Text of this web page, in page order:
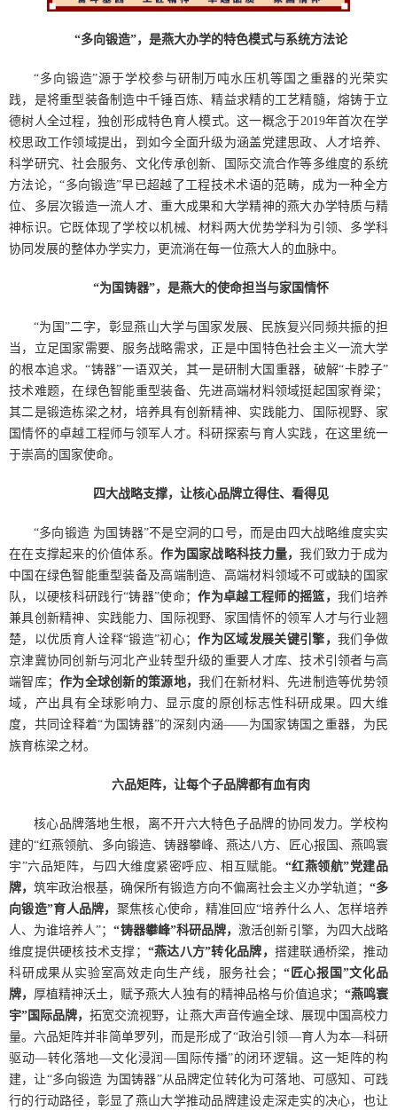
“多向锻造”，是燕大办学的特色模式与系统方法论
“多向锻造”源于学校参与研制万吨水压机等国之重器的光荣实
践，是将重型装备制造中千锤百炼、精益求精的工艺精髓，熔铸于立
德树人全过程，独创形成特色育人模式。这一概念于2019年首次在学
校思政工作领域提出，到如今全面升级为涵盖党建思政、人才培养、
科学研究、社会服务、文化传承创新、国际交流合作等多维度的系统
方法论，“多向锻造”早已超越了工程技术术语的范畴，成为一种全方
位、多层次锻造一流人才、重大成果和大学精神的燕大办学特质与精
神标识。它既体现了学校以机械、材料两大优势学科为引领、多学科
协同发展的整体办学实力，更流淌在每一位燕大人的血脉中。
“为国铸器”，是燕大的使命担当与家国情怀
“为国”二字，彰显燕山大学与国家发展、民族复兴同频共振的担
当，立足国家需要、服务战略需求，正是中国特色社会主义一流大学
的根本追求。“铸器”一语双关，其一是研制大国重器，破解“卡脖子”
技术难题，在绿色智能重型装备、先进高端材料领域挺起国家脊梁；
其二是锻造栋梁之材，培养具有创新精神、实践能力、国际视野、家
国情怀的卓越工程师与领军人才。科研探索与育人实践，在这里统一
于崇高的国家使命。
四大战略支撑，让核心品牌立得住、看得见
“多向锻造 为国铸器”不是空洞的口号，而是由四大战略维度实实
在在支撑起来的价值体系。作为国家战略科技力量，我们致力于成为
中国在绿色智能重型装备及高端制造、高端材料领域不可或缺的国家
队，以硬核科研践行“铸器”使命； 作为卓越工程师的摇篮， 我们培养
兼具创新精神、实践能力、国际视野、家国情怀的领军人才与行业翘
楚，以优质育人诠释“锻造”初心； 作为区域发展关键引擎， 我们争做
京津冀协同创新与河北产业转型升级的重要人才库、技术引领者与高
端智库； 作为全球创新的策源地，我们在新材料、先进制造等优势领
域，产出具有全球影响力、显示度的原创标志性科研成果。四大维
度，共同诠释着“为国铸器”的深刻内涵——为国家铸国之重器，为民
族育栋梁之材。
六品矩阵，让每个子品牌都有血有肉
核心品牌落地生根，离不开六大特色子品牌的协同发力。学校构
建的“红燕领航、多向锻造、铸器攀峰、燕达八方、匠心报国、燕鸣寰
宇”六品矩阵，与四大维度紧密呼应、相互赋能。 “红燕领航”党建品
牌，筑牢政治根基，确保所有锻造方向不偏离社会主义办学轨道； “多
向锻造”育人品牌， 聚焦核心使命，精准回应“培养什么人、怎样培养
人、为谁培养人”；“铸器攀峰”科研品牌，激活创新引擎，为四大战略
维度提供硬核技术支撑； “燕达八方”转化品牌， 搭建联通桥梁，推动
科研成果从实验室高效走向生产线，服务社会； “匠心报国”文化品
牌， 厚植精神沃土，赋予燕大人独有的精神品格与价值追求； “燕鸣寰
宇”国际品牌，拓宽交流视野，让燕大声音传遍全球、展现中国高校力
量。六品矩阵并非简单罗列，而是形成了“政治引领—育人为本—科研
驱动—转化落地—文化浸润—国际传播”的闭环逻辑。这一矩阵的构
建，让“多向锻造 为国铸器”从品牌定位转化为可落地、可感知、可践
行的行动路径，彰显了燕山大学推动品牌建设走深走实的决心，也让